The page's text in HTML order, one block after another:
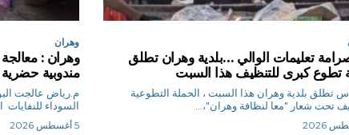
تعليمات الوالي …بلدية وهران تطلق
تطوع كبرى للتنظيف هذا السبت
ق.إلياس تطلق بلدية وهران هذا السبت ، الحملة التطوعية
تحت شعار "معا لنظافة وهران"،...
وهران
مندوبية حضرية
م.رياض
السوداء للنفايات
5 أغسطس 2026